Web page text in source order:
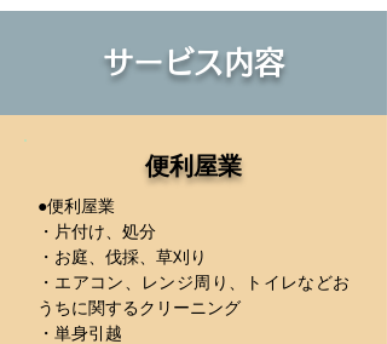
サービス内容
便利屋業
●便利屋業
・片付け、処分
・お庭、伐採、草刈り
・エアコン、レンジ周り、トイレなどお
うちに関するクリーニ ング
・単身引越